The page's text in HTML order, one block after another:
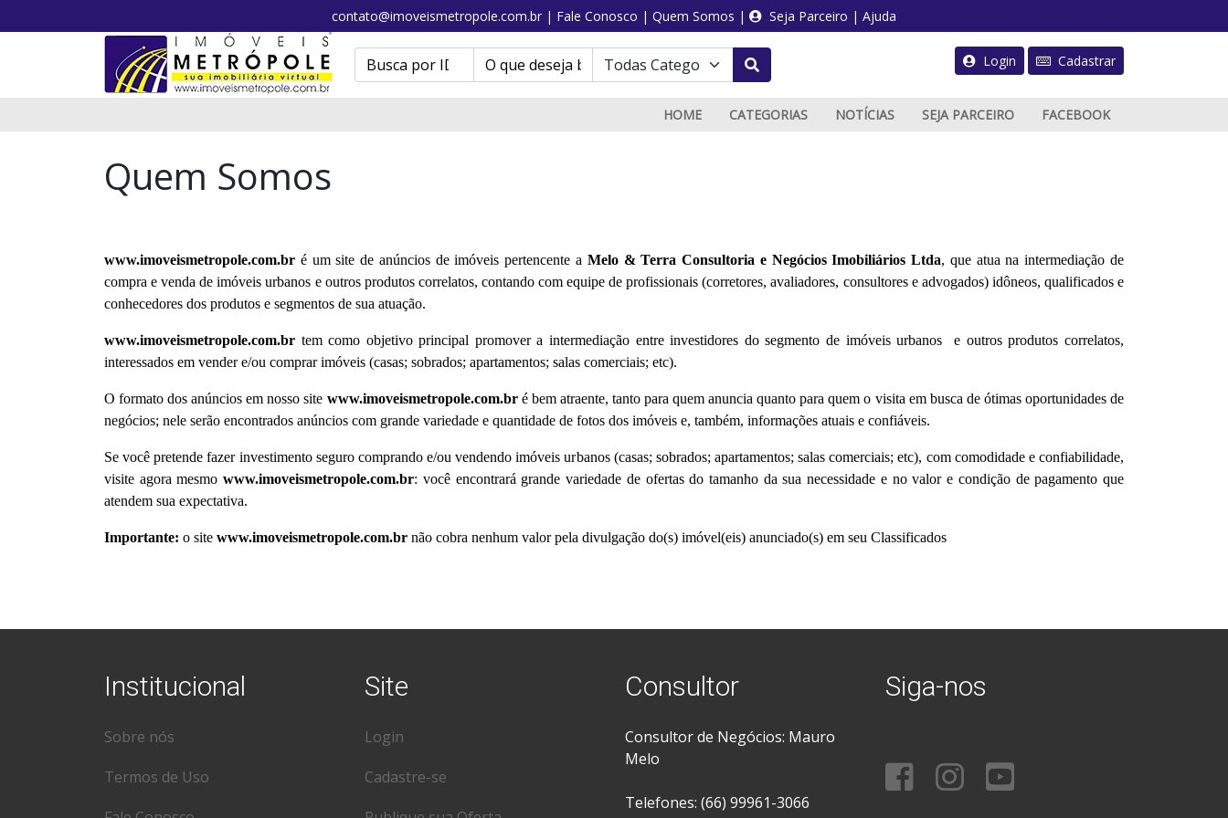
contato@imoveismetropole.com.br | Fale Conosco | Quem Somos | Seja Parceiro | Ajuda
Login Cadastrar
PUBLICAR ANÚNCIO
HOME CATEGORIAS NOTÍCIAS SEJA PARCEIRO FACEBOOK
Quem Somos
www.imoveismetropole.com.br é um site de anúncios de imóveis pertencente a Melo & Terra Consultoria e Negócios Imobiliários Ltda, que atua na intermediação de
compra e venda de imóveis urbanos e outros produtos correlatos, contando com equipe de profissionais (corretores, avaliadores, consultores e advogados) idôneos, qualificados e
conhecedores dos produtos e segmentos de sua atuação.
www.imoveismetropole.com.br tem como objetivo principal promover a intermediação entre investidores do segmento de imóveis urbanos e outros produtos correlatos,
interessados em vender e/ou comprar imóveis (casas; sobrados; apartamentos; salas comerciais; etc).
O formato dos anúncios em nosso site www.imoveismetropole.com.bré bem atraente, tanto para quem anuncia quanto para quem o visita em busca de ótimas oportunidades de
negócios; nele serão encontrados anúncios com grande variedade e quantidade de fotos dos imóveis e, também, informações atuais e confiáveis.
Se você pretende fazer investimento seguro comprando e/ou vendendo imóveis urbanos (casas; sobrados; apartamentos; salas comerciais; etc), com comodidade e confiabilidade,
visite agora mesmowww.imoveismetropole.com.br: você encontrará grande variedade de ofertas do tamanho da sua necessidade e no valor e condição de pagamento que
atendem sua expectativa.
Importante: o site www.imoveismetropole.com.br não cobra nenhum valor pela divulgação do(s) imóvel(eis) anunciado(s) em seu Classificados
Institucional
Sobre nós
Termos de Uso
Site
Login
Cadastre-se
Consultor
Consultor de Negócios: Mauro
Melo
Telefones: (66) 99961-3066
Siga-nos